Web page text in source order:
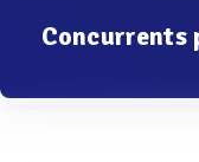
Concurrents